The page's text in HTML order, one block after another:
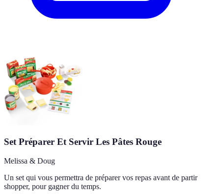
Set Préparer Et Servir Les Pâtes Rouge
Melissa & Doug
Un set qui vous permettra de préparer vos repas avant de partir
shopper, pour gagner du temps.